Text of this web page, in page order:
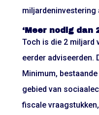
miljardeninvestering
‘Meer nodig dan
Toch is die 2 miljard
eerder adviseerden.
Minimum,
gebied van
fiscale